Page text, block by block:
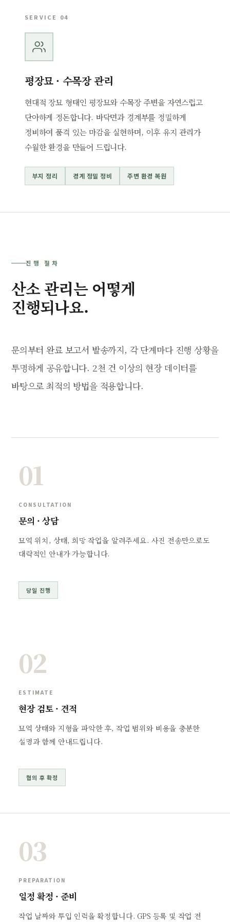
SERVICE 04
평장묘 · 수목장 관리
현대적 장묘 형태인 평장묘와 수목장 주변을 자연스럽고
단아하게 정돈합니다. 바닥면과 경계부를 정밀하게
정비하여 품격 있는 마감을 실현하며, 이후 유지 관리가
수월한 환경을 만들어 드립니다.
부지 정리 경계 정밀 정비 주변 환경 복원
진행 절차
산소 관리는 어떻게
진행되나요.
문의부터 완료 보고서 발송까지, 각 단계마다 진행 상황을
투명하게 공유합니다. 2천 건 이상의 현장 데이터를
바탕으로 최적의 방법을 적용합니다.
01
CONSULTATION
문의 · 상담
묘역 위치, 상태, 희망 작업을 알려주세요. 사진 전송만으로도
대략적인 안내가 가능합니다.
당일 진행
02
ESTIMATE
현장 검토 · 견적
묘역 상태와 지형을 파악한 후, 작업 범위와 비용을 충분한
설명과 함께 안내드립니다.
협의 후 확정
03
PREPARATION
일정 확정 · 준비
작업 날짜와 투입 인력을 확정합니다. GPS 등록 및 작업 전